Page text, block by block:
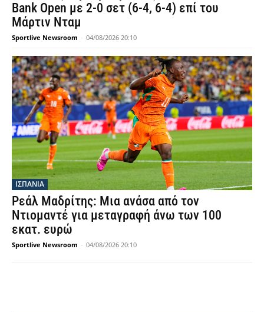
Bank Open με 2-0 σετ (6-4, 6-4) επί του
Μάρτιν Νταμ
Sportlive Newsroom - 04/08/2026 20:10
ΙΣΠΑΝΙΑ
Ρεάλ Μαδρίτης: Μια ανάσα από τον
Ντιομαντέ για μεταγραφή άνω των 100
εκατ. ευρώ
Sportlive Newsroom - 04/08/2026 20:10